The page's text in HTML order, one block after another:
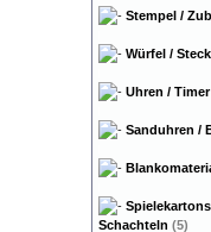
Stempel /
Würfel /
Uhren / Timer
Sanduhren /
Schachteln (5)